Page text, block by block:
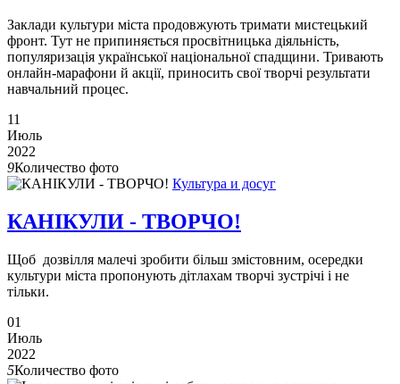
Заклади культури міста продовжують тримати мистецький
фронт. Тут не припиняється просвітницька діяльність,
популяризація української національної спадщини. Тривають
онлайн-марафони й акції, приносить свої творчі результати
навчальний процес.
11
Июль
2022
9Количество фото
Культура и досуг
КАНІКУЛИ - ТВОРЧО!
Щоб дозвілля малечі зробити більш змістовним, осередки
культури міста пропонують дітлахам творчі зустрічі і не
тільки.
01
Июль
2022
5Количество фото